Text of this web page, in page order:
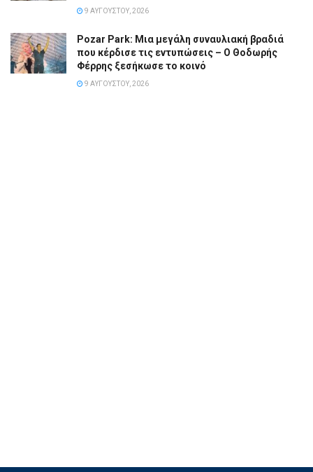
9 ΑΥΓΟΎΣΤΟΥ, 2026
Pozar Park: Μια μεγάλη συναυλιακή βραδιά
που κέρδισε τις εντυπώσεις – Ο Θοδωρής
Φέρρης ξεσήκωσε το κοινό
9 ΑΥΓΟΎΣΤΟΥ, 2026